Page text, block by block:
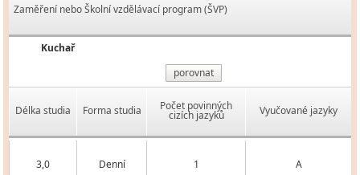
Zaměření nebo Školní vzdělávací program (ŠVP)
Kuchař
porovnat
Délka studia Forma studia Počet povinných
cizích jazyků Vyučované jazyky
3,0 Denní 1 A